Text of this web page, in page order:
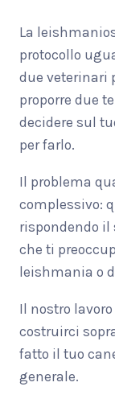
La
protocollo
due veterinari
proporre due
decidere sul
per farlo.
Il problema
complessivo:
rispondendo
che ti
leishmania o
Il nostro
costruirci
fatto il tuo
generale.